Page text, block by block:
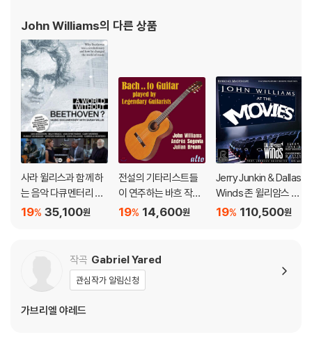
John Williams의 다른 상품
사라 윌리스과 함께 하
는 음악 다큐멘터리 -
베토벤이 없었다면?
A World without Be
35,100원
19%
전설의 기타리스트들
이 연주하는 바흐 작품
집 (Bach To Guitar: P
14,600원
19%
Jerry Junkin & Dallas
Winds 존 윌리암스 영
화음악 (John William
110,500원
19%
작곡 Gabriel Yared
관심작가 알림신청
가브리엘 야레드